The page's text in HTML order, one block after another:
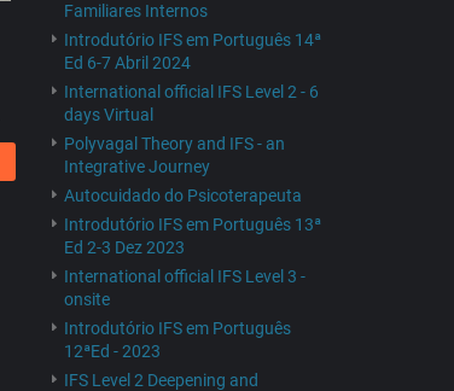
Familiares Internos
Introdutório IFS em Português 14ª
Ed 6-7 Abril 2024
International official IFS Level 2 - 6
days Virtual
Polyvagal Theory and IFS - an
Integrative Journey
Autocuidado do Psicoterapeuta
Introdutório IFS em Português 13ª
Ed 2-3 Dez 2023
International official IFS Level 3 -
onsite
Introdutório IFS em Português
12ªEd - 2023
IFS Level 2 Deepening and